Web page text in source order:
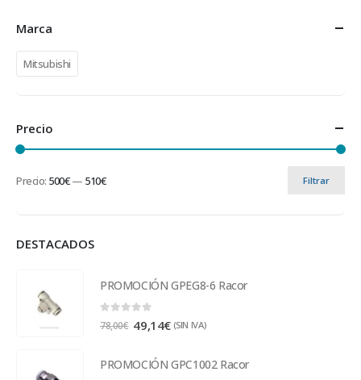
Marca
Mitsubishi
Precio
Filtrar
Precio: 500€— 510€
DESTACADOS
PROMOCIÓN GPEG8-6 Racor
0out of 5
78,00€ 49,14€ (SIN IVA)
PROMOCIÓN GPC1002 Racor